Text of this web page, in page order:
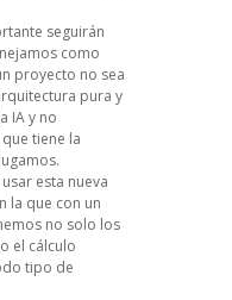
seguirán
como
proyecto no sea
pura y
IA y no
tiene la
esta nueva
la que con un
no solo los
el cálculo
tipo de